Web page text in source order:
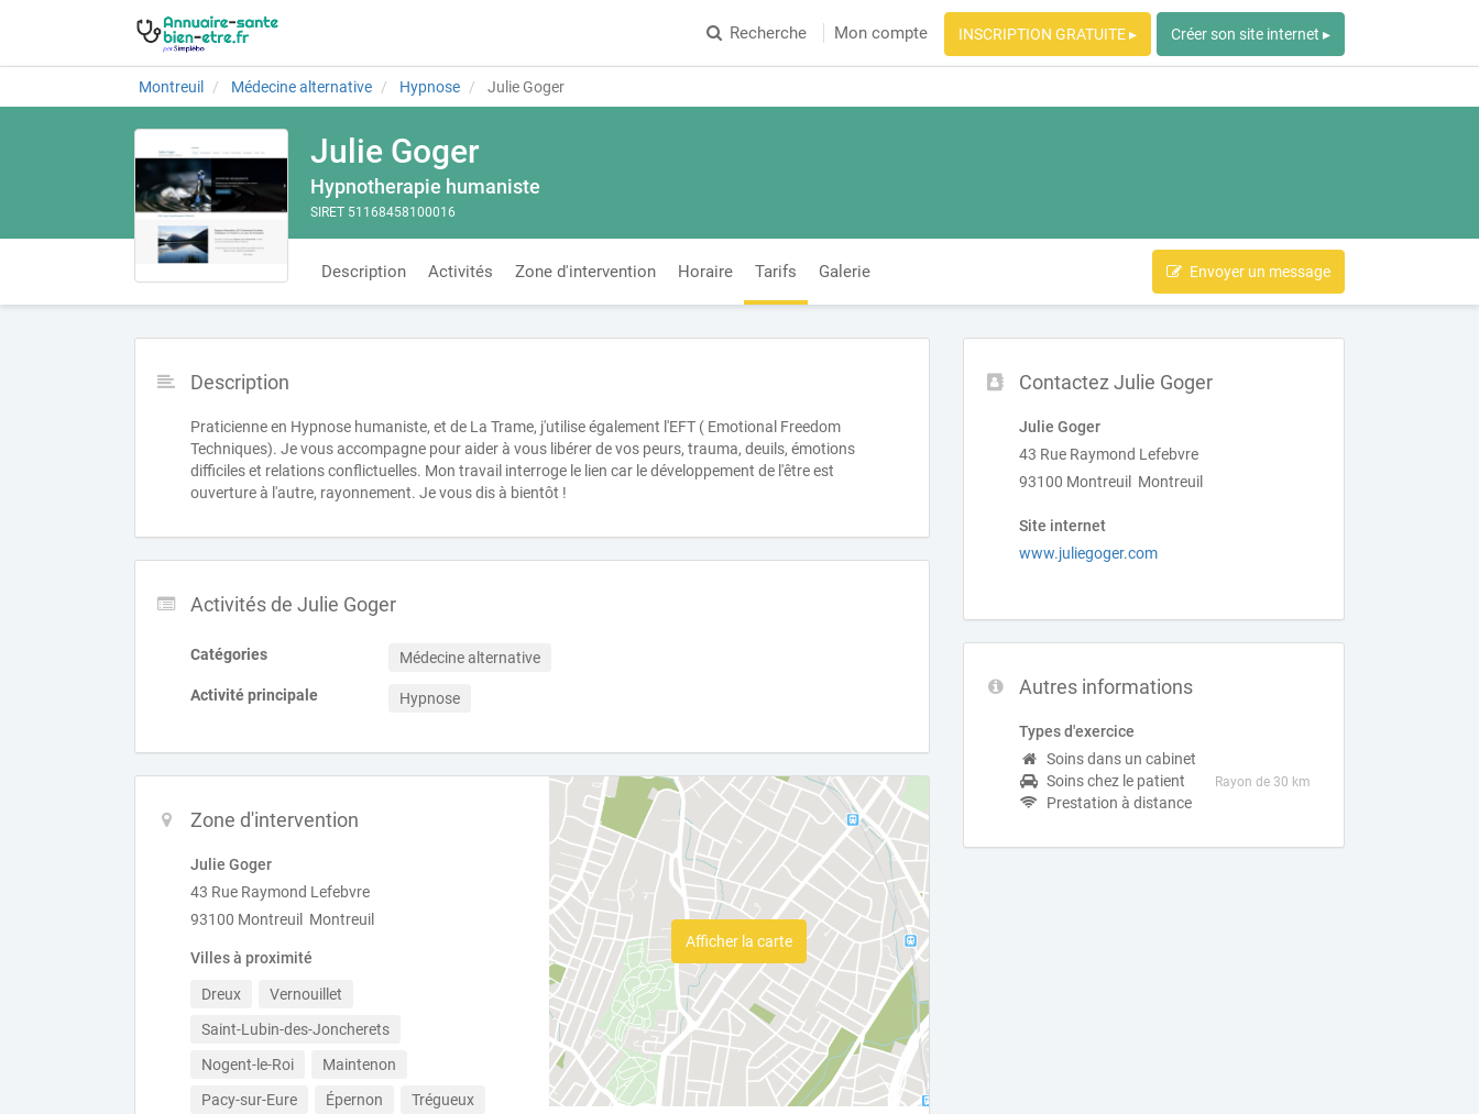
Recherche Mon compte INSCRIPTION GRATUITE ▸ Créer son site internet ▸
Montreuil Médecine alternative Hypnose Julie Goger
Julie Goger
Hypnotherapie humaniste
SIRET 51168458100016
Description Activités Zone d'intervention Horaire Tarifs Galerie Envoyer un message
Contactez Julie Goger
Julie Goger
43 Rue Raymond Lefebvre
93100 Montreuil Montreuil
Site internet
www.juliegoger.com
Autres informations
Types d'exercice
Soins dans un cabinet
Soins chez le patient
Rayon de 30 km
Prestation à distance
Description
Praticienne en Hypnose humaniste, et de La Trame, j'utilise également l'EFT ( Emotional Freedom
Techniques). Je vous accompagne pour aider à vous libérer de vos peurs, trauma, deuils, émotions
difficiles et relations conflictuelles. Mon travail interroge le lien car le développement de l'être est
ouverture à l'autre, rayonnement. Je vous dis à bientôt !
Activités de Julie Goger
Catégories Médecine alternative
Activité principale Hypnose
Zone d'intervention
Julie Goger
43 Rue Raymond Lefebvre
93100 Montreuil Montreuil
Villes à proximité
Dreux
Vernouillet
Saint-Lubin-des-Joncherets
Nogent-le-Roi
Maintenon
Pacy-sur-Eure
Épernon
Trégueux
Afficher la carte